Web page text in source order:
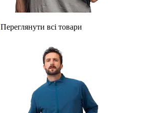
Переглянути всі товари